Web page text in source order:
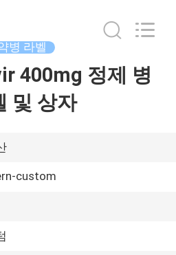
병 라벨
400mg 정제 병
및 상자
custom